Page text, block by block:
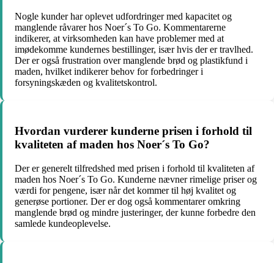
Nogle kunder har oplevet udfordringer med kapacitet og
manglende råvarer hos Noer´s To Go. Kommentarerne
indikerer, at virksomheden kan have problemer med at
imødekomme kundernes bestillinger, især hvis der er travlhed.
Der er også frustration over manglende brød og plastikfund i
maden, hvilket indikerer behov for forbedringer i
forsyningskæden og kvalitetskontrol.
Hvordan vurderer kunderne prisen i forhold til
kvaliteten af maden hos Noer´s To Go?
Der er generelt tilfredshed med prisen i forhold til kvaliteten af
maden hos Noer´s To Go. Kunderne nævner rimelige priser og
værdi for pengene, især når det kommer til høj kvalitet og
generøse portioner. Der er dog også kommentarer omkring
manglende brød og mindre justeringer, der kunne forbedre den
samlede kundeoplevelse.